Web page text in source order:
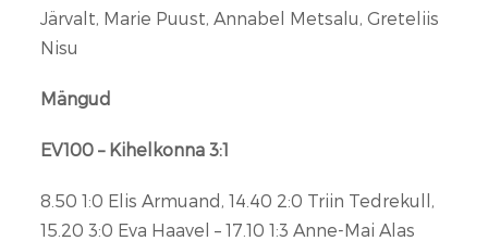
Järvalt, Marie Puust, Annabel Metsalu, Greteliis
Nisu
Mängud
EV100 – Kihelkonna 3:1
8.50 1:0 Elis Armuand, 14.40 2:0 Triin Tedrekull,
15.20 3:0 Eva Haavel – 17.10 1:3 Anne-Mai Alas